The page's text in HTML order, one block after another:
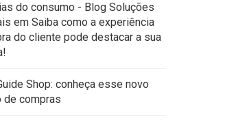
do consumo - Blog Soluções
em Saiba como a experiência
do cliente pode destacar a sua
Shop: conheça esse novo
de compras